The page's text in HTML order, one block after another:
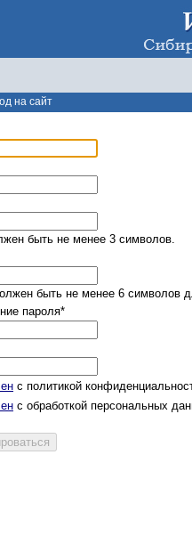
на сайт
быть не менее 3 символов.
быть не менее 6 символов
пароля*
с политикой
с обработкой персональных